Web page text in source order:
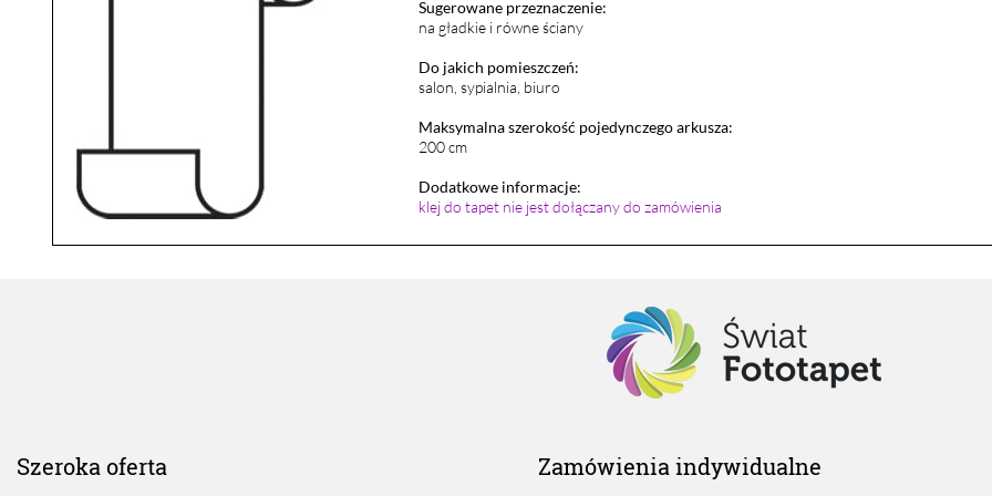
Sugerowane przeznaczenie:
na gładkie i równe ściany
Do jakich pomieszczeń:
salon, sypialnia, biuro
Maksymalna szerokość pojedynczego arkusza:
200 cm
Dodatkowe informacje:
klej do tapet nie jest dołączany do zamówienia
Szeroka oferta Zamówienia indywidualne